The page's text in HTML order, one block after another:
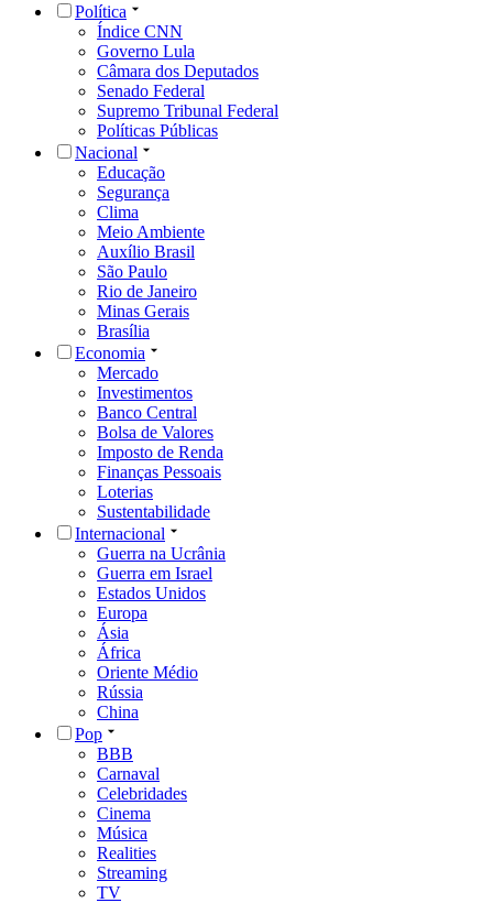
Política
Índice CNN
Governo Lula
Câmara dos Deputados
Senado Federal
Supremo Tribunal Federal
Políticas Públicas
Nacional
Educação
Segurança
Clima
Meio Ambiente
Auxílio Brasil
São Paulo
Rio de Janeiro
Minas Gerais
Brasília
Economia
Mercado
Investimentos
Banco Central
Bolsa de Valores
Imposto de Renda
Finanças Pessoais
Loterias
Sustentabilidade
Internacional
Guerra na Ucrânia
Guerra em Israel
Estados Unidos
Europa
Ásia
África
Oriente Médio
Rússia
China
Pop
BBB
Carnaval
Celebridades
Cinema
Música
Realities
Streaming
TV